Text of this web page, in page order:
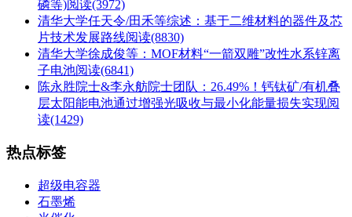
磷等)阅读(3972)
清华大学任天令/田禾等综述：基于二维材料的器件及芯
片技术发展路线阅读(8830)
清华大学徐成俊等：MOF材料“一箭双雕”改性水系锌离
子电池阅读(6841)
陈永胜院士&李永舫院士团队：26.49%！钙钛矿/有机叠
层太阳能电池通过增强光吸收与最小化能量损失实现阅
读(1429)
热点标签
超级电容器
石墨烯